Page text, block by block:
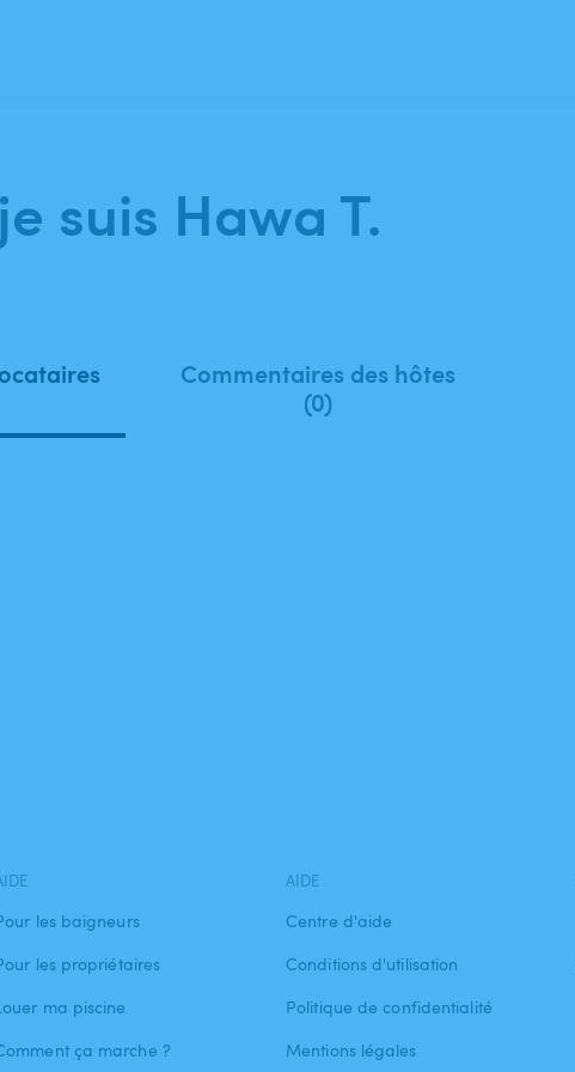
suis Hawa T.
Commentaires des hôtes
(0)
les baigneurs
les propriétaires
ma piscine
ça marche ?
AIDE
Centre d'aide
Conditions d'utilisation
Politique de confidentialité
Mentions légales